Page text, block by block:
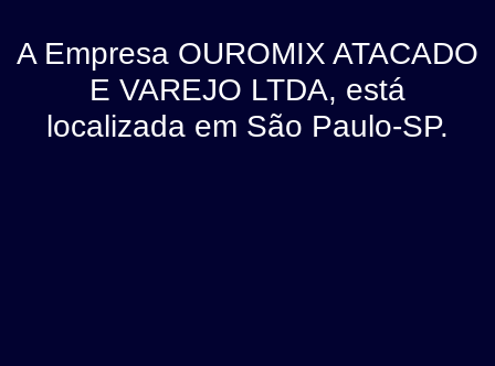
A Empresa OUROMIX ATACADO
E VAREJO LTDA, está
localizada em São Paulo-SP.